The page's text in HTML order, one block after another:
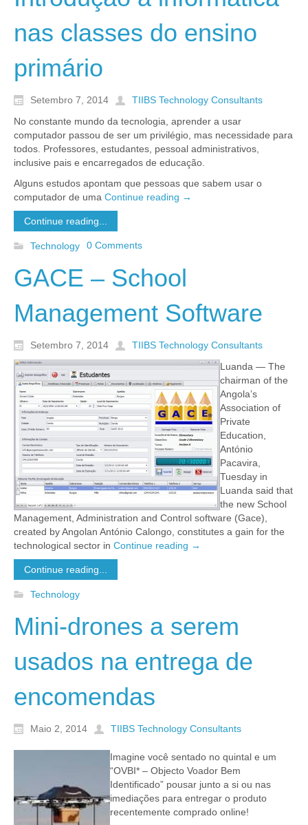
nas classes do ensino
primário
Setembro 7, 2014
TIIBS Technology Consultants
No constante mundo da tecnologia, aprender a usar
computador passou de ser um privilégio, mas necessidade para
todos. Professores, estudantes, pessoal administrativos,
inclusive pais e encarregados de educação.
Alguns estudos apontam que pessoas que sabem usar o
computador de uma Continue reading →
Continue reading...
Technology 0 Comments
GACE – School
Management Software
Setembro 7, 2014
TIIBS Technology Consultants
Luanda — The
chairman of the
Angola’s
Association of
Private
Education,
António
Pacavira,
Tuesday in
Luanda said that
the new School
Management, Administration and Control software (Gace),
created by Angolan António Calongo, constitutes a gain for the
technological sector in Continue reading →
Continue reading...
Technology
Mini-drones a serem
usados na entrega de
encomendas
Maio 2, 2014 TIIBS Technology Consultants
Imagine você sentado no quintal e um
“OVBI* – Objecto Voador Bem
Identificado” pousar junto a si ou nas
imediações para entregar o produto
recentemente comprado online!